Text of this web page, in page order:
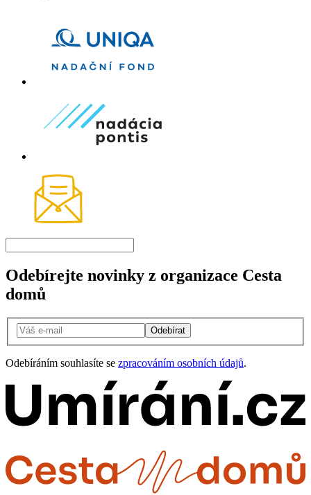
Odebírejte novinky z organizace Cesta
domů
Odebírat
Odebíráním souhlasíte se zpracováním osobních údajů.